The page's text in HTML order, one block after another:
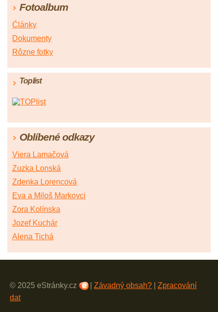
Fotoalbum
Ćlánky
Dokumenty
Rôzne fotky
Toplist
Oblíbené odkazy
Viera Lamačová
Zuzka Lonská
Zdenka Lorencová
Eva a Miloš Markovci
Zora Kolínska
Jozef Kuchár
Alena Tichá
© 2025 eStránky.cz Závadný obsah?
Zpracování
dat